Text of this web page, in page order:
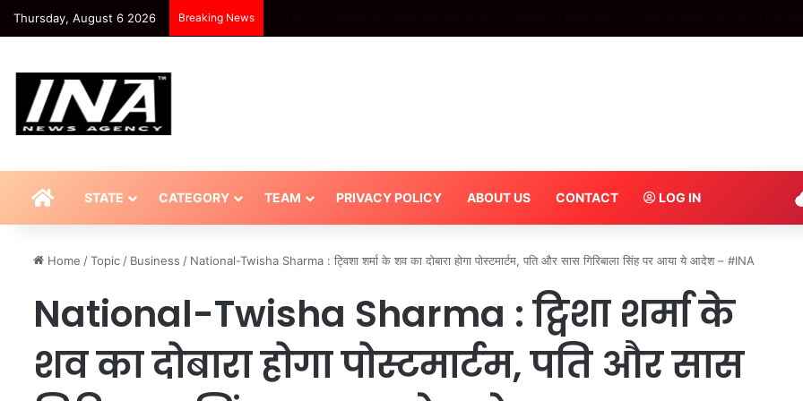
Thursday, August 6 2026 Breaking News
HOMESTATE CATEGORY TEAM PRIVACY POLICY ABOUT US CONTACT LOG IN
Home /Topic / Business / National-Twisha Sharma : ट्विशा शर्मा के शव का दोबारा होगा पोस्टमार्टम, पति और सास गिरिबाला सिंह पर आया ये आदेश – #INA
National-Twisha Sharma : ट्विशा शर्मा के
शव का दोबारा होगा पोस्टमार्टम, पति और सास